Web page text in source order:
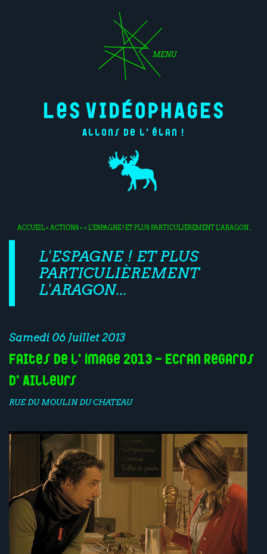
MENU
Allons de l'élan !
ACCUEIL<ACTIONS< < L'ESPAGNE ! ET PLUS PARTICULIÈREMENT L'ARAGON...
L'ESPAGNE ! ET PLUS
PARTICULIÈREMENT
L'ARAGON...
Samedi 06 Juillet 2013
Faites de l'Image 2013 - Ecran Regards
d'Ailleurs
RUE DU MOULIN DU CHATEAU